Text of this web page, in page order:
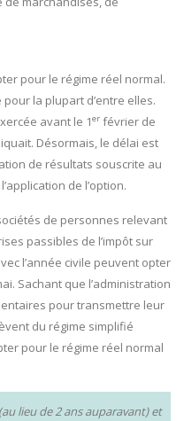
pour le régime réel normal.
la plupart d’entre elles.
avant le 1er février de
Désormais, le délai est
de résultats souscrite au
de l’option.
de personnes relevant
passibles de l’impôt sur
l’année civile peuvent opter
Sachant que l’administration
pour transmettre leur
du régime simplifié
pour le régime réel normal
lieu de 2 ans auparavant) et